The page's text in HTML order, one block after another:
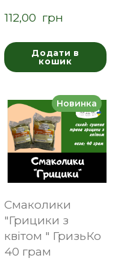
112,00  грн
Додати в
кошик
Новинка
Смаколики
"Грицики з
квітом " ГризьКо
40 грам